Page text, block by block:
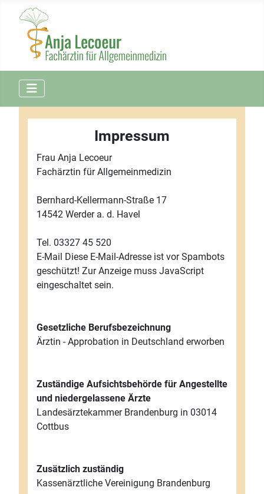
Impressum
Frau Anja Lecoeur
Fachärztin für Allgemeinmedizin
Bernhard-Kellermann-Straße 17
14542 Werder a. d. Havel
Tel. 03327 45 520
E-Mail Diese E-Mail-Adresse ist vor Spambots
geschützt! Zur Anzeige muss JavaScript
eingeschaltet sein.
Gesetzliche Berufsbezeichnung
Ärztin - Approbation in Deutschland erworben
Zuständige Aufsichtsbehörde für Angestellte
und niedergelassene Ärzte
Landesärztekammer Brandenburg in 03014
Cottbus
Zusätzlich zuständig
Kassenärztliche Vereinigung Brandenburg